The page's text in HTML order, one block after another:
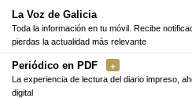
La Voz de Galicia
Toda la información en tu móvil. Recibe
pierdas la actualidad más relevante
Periódico en PDF
La experiencia de lectura del diario impreso,
digital